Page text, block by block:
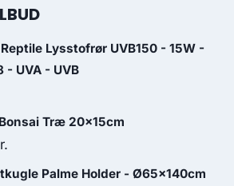
Lysstofrør UVB150 - 15W -
- UVA - UVB
Træ 20x15cm
Palme Holder - Ø65x140cm